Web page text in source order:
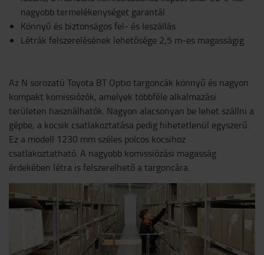
nagyobb termelékenységet garantál
Könnyű és biztonságos fel- és leszállás
Létrák felszerelésének lehetősége 2,5 m-es magasságig
Az N sorozatú Toyota BT Optio targoncák könnyű és nagyon
kompakt komissiózók, amelyek többféle alkalmazási
területen használhatók. Nagyon alacsonyan be lehet szállni a
gépbe, a kocsik csatlakoztatása pedig hihetetlenül egyszerű.
Ez a modell 1230 mm széles polcos kocsihoz
csatlakoztatható. A nagyobb komissiózási magasság
érdekében létra is felszerelhető a targoncára.